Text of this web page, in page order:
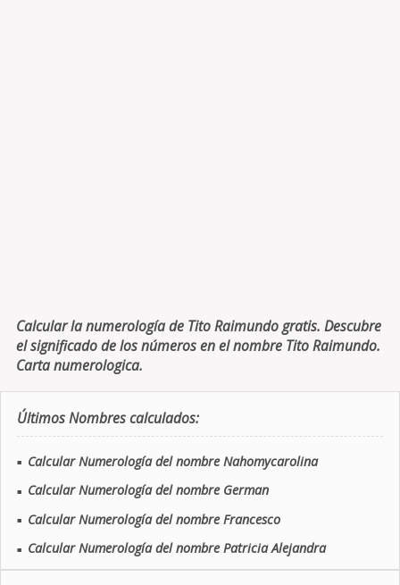
Calcular la numerología de Tito Raimundo gratis. Descubre
el significado de los números en el nombre Tito Raimundo.
Carta numerologica.
Últimos Nombres calculados:
■ Calcular Numerología del nombre Nahomycarolina
■ Calcular Numerología del nombre German
■ Calcular Numerología del nombre Francesco
■ Calcular Numerología del nombre Patricia Alejandra